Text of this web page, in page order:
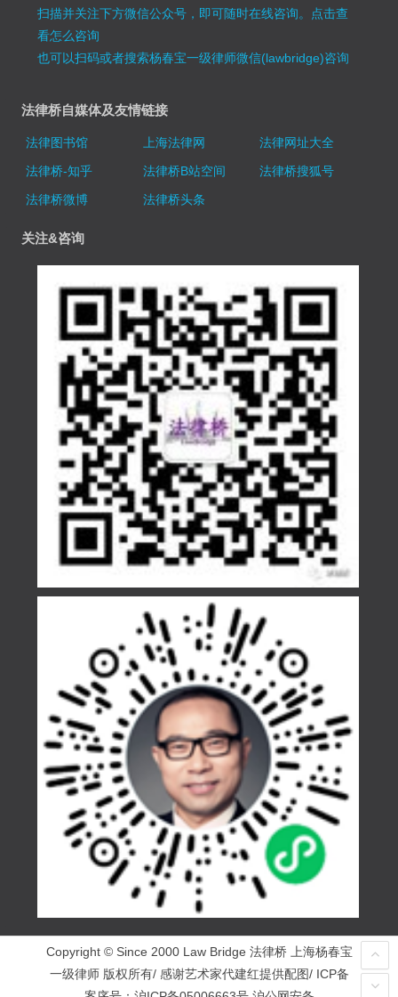
扫描并关注下方微信公众号，即可随时在线咨询。 点击查
看怎么咨询
也可以扫码或者搜索杨春宝一级律师微信(lawbridge)咨询
法律桥自媒体及友情链接
法律图书馆 上海法律网
法律网址大全
法律桥-知乎
法律桥B站空间
法律桥搜狐号
法律桥微博
法律桥头条
关注&咨询
Copyright © Since 2000 Law Bridge 法律桥 上海杨春宝
一级律师 版权所有/ 感谢艺术家代建红提供配图/ ICP备